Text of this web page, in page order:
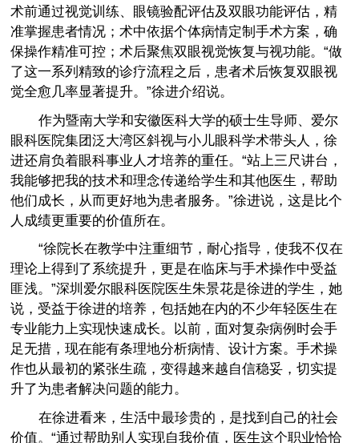
术前通过视觉训练、眼镜验配评估及双眼功能评估，精
准掌握患者情况；术中依据个体病情定制手术方案，确
保操作精准可控；术后聚焦双眼视觉恢复与视功能。“做
了这一系列精致的诊疗流程之后，患者术后恢复双眼视
觉全愈几率显著提升。”徐进介绍说。
作为暨南大学和安徽医科大学的硕士生导师、爱尔
眼科医院集团泛大湾区斜视与小儿眼科学术带头人，徐
进还肩负着眼科事业人才培养的重任。“站上三尺讲台，
我能够把我的技术和理念传递给学生和其他医生，帮助
他们成长，从而更好地为患者服务。”徐进说，这是比个
人成绩更重要的价值所在。
“徐院长在教学中注重细节，耐心指导，使我不仅在
理论上得到了系统提升，更是在临床与手术操作中受益
匪浅。”深圳爱尔眼科医院医生朱景花是徐进的学生，她
说，受益于徐进的培养，包括她在内的不少年轻医生在
专业能力上实现快速成长。以前，面对复杂病例时会手
足无措，现在能有条理地分析病情、设计方案。手术操
作也从最初的紧张生疏，变得越来越自信稳妥，切实提
升了为患者解决问题的能力。
在徐进看来，生活中最珍贵的，是找到自己的社会
价值。“通过帮助别人实现自我价值，医生这个职业恰恰